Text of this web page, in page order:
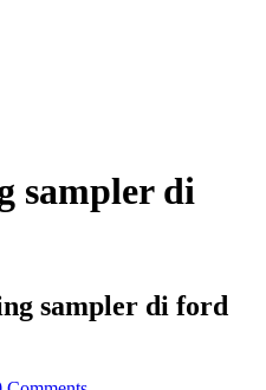
sampler di
sampler di ford